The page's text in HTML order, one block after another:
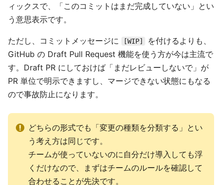
ィックスで、「このコミットはまだ完成していない」とい
う意思表示です。
ただし、コミットメッセージに [WIP]
を付けるよりも、
GitHub の Draft Pull Request 機能を使う方が今は主流で
す。Draft PR にしておけば「まだレビューしないで」が
PR 単位で明示できますし、マージできない状態にもなる
ので事故防止になります。
どちらの形式でも「変更の種類を分類する」とい
う考え方は同じです。
チームが使っていないのに自分だけ導入しても浮
くだけなので、まずはチームのルールを確認して
合わせることが先決です。